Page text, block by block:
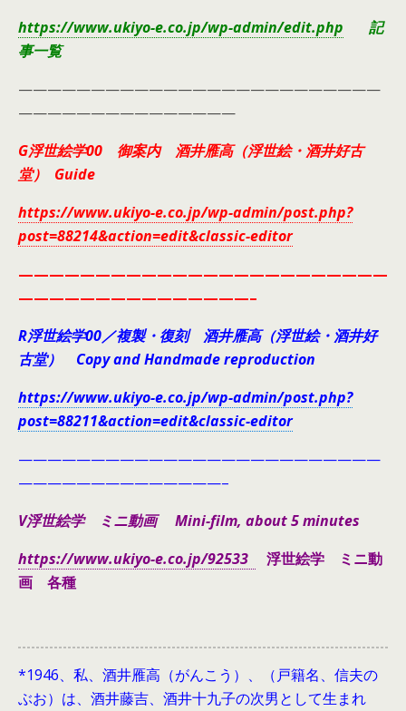
https://www.ukiyo-e.co.jp/wp-admin/edit.php 記
事一覧
—————————————————————————
———————————————
G浮世絵学00 御案内 酒井雁高（浮世絵・酒井好古
堂） Guide
https://www.ukiyo-e.co.jp/wp-admin/post.php?
post=88214&action=edit&classic-editor
————————————————————————
———————————————–
R浮世絵学00／複製・復刻 酒井雁高（浮世絵・酒井好
古堂） Copy and Handmade reproduction
https://www.ukiyo-e.co.jp/wp-admin/post.php?
post=88211&action=edit&classic-editor
—————————————————————————
——————————————–
V浮世絵学 ミニ動画 Mini-film, about 5 minutes
https://www.ukiyo-e.co.jp/92533
浮世絵学 ミニ動
画 各種
*1946、 私、酒井雁高（がんこう）、（戸籍名、信夫の
ぶお）は、酒井藤吉、酒井十九子の次男として生まれ